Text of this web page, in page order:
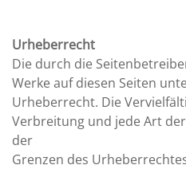
Urheberrecht
Die durch die
Werke auf diesen Seiten
Urheberrecht. Die
Verbreitung und jede Art
der
Grenzen des